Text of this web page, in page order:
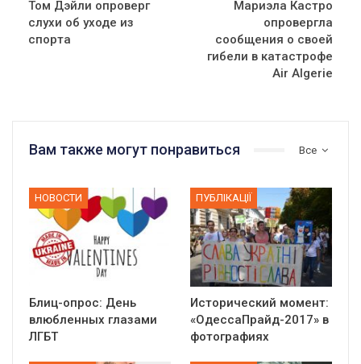
Том Дэйли опроверг
слухи об уходе из
спорта
Мариэла Кастро
опровергла
сообщения о своей
гибели в катастрофе
Air Algerie
Все
Вам также могут понравиться
НОВОСТИ
Блиц-опрос: День
влюбленных глазами
ЛГБТ
ПУБЛІКАЦІЇ
Исторический момент:
«ОдессаПрайд-2017» в
фотографиях